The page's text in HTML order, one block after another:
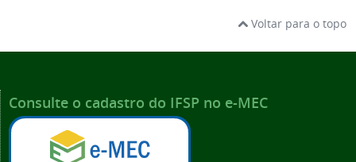
Voltar para o topo
Consulte o cadastro do IFSP no e-MEC